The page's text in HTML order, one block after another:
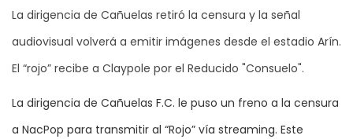
La dirigencia de Cañuelas retiró la censura y la señal
audiovisual volverá a emitir imágenes desde el estadio Arín.
El “rojo” recibe a Claypole por el Reducido "Consuelo".
La dirigencia de Cañuelas F.C. le puso un freno a la censura
a NacPop para transmitir al “Rojo” vía streaming. Este